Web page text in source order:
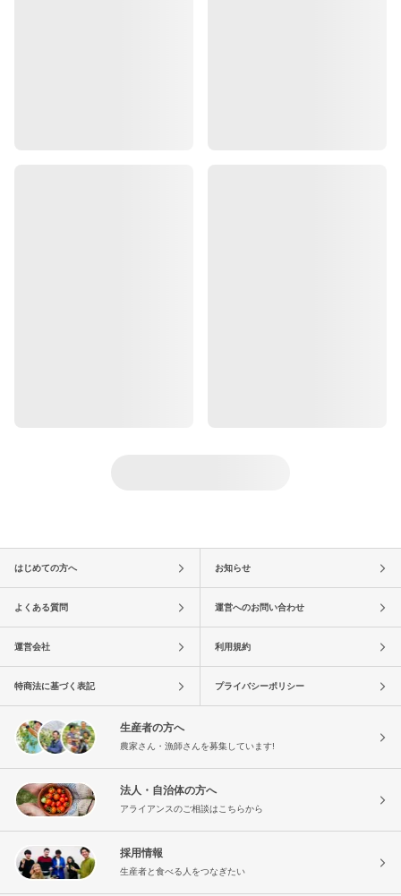
はじめての方へ お知らせ
よくある質問 運営へのお問い合わせ
運営会社 利用規約
特商法に基づく表記 プライバシーポリシー
生産者の方へ
農家さん・漁師さんを募集しています!
法人・自治体の方へ
アライアンスのご相談はこちらから
採用情報
生産者と食べる人をつなぎたい